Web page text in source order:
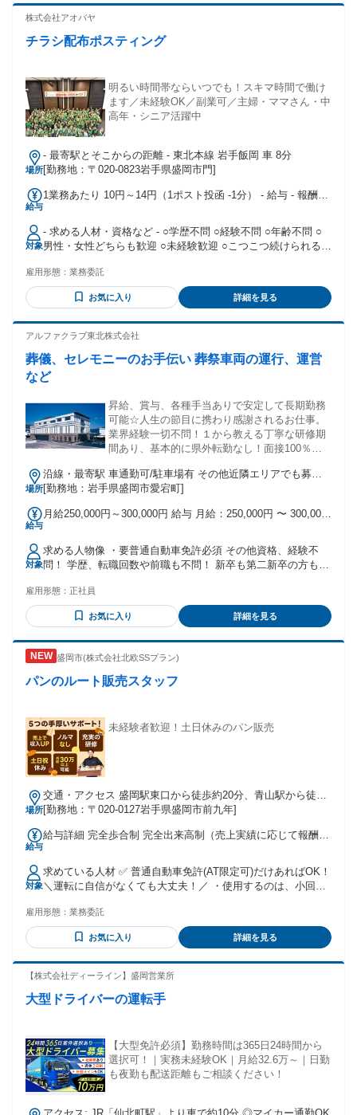
株式会社アオバヤ
チラシ配布ポスティング
明るい時間帯ならいつでも！スキマ時間で働け
ます／未経験OK／副業可／主婦・ママさん・中
高年・シニア活躍中
場所
- 最寄駅とそこからの距離 - 東北本線 岩手飯岡 車 8分
[勤務地：〒020-0823岩手県盛岡市門]
給与
1業務あたり 10円～14円（1ポスト投函 -1分） - 給与 - 報酬・
れば配るほど収入アップします！※戸建て・集合住宅などに
より異なります［月収例］10,000円～70,000円
対象
- 求める人材・資格など - ○学歴不問 ○経験不問 ○年齢不問 ○
男性・女性どちらも歓迎 ○未経験歓迎 ○こつこつ続けられる方
雇用形態： 業務委託
お気に入り 詳細を見る
アルファクラブ東北株式会社
葬儀、セレモニーのお手伝い 葬祭車両の運行、運営
など
昇給、賞与、各種手当ありで安定して長期勤務
可能☆人生の節目に携わり感謝されるお仕事。
業界経験一切不問！１から教える丁寧な研修期
間あり、基本的に県外転勤なし！面接100％も
い合わせだけでも大歓迎です！
場所
沿線・最寄駅 車通勤可/駐車場有 その他近隣エリアでも募集
中 （滝沢市、矢巾町、雫石町）
[勤務地：岩手県盛岡市愛宕町]
給与
月給250,000円～300,000円 給与 月給：250,000円 〜 300,000
え、面談により決定 ※経験者優遇 ※各種手当は交通費（規定
有）、資格手当など ※賞与、昇給あり 試用期間 試用期間：
なし
対象
求める人物像 ・要普通自動車免許必須 その他資格、経験不
問！ 学歴、転職回数や前職も不問！ 新卒も第二新卒の方も歓
での勤務の可能性もあります。 ※車両部で勤務する方は要普
通自動車免許必須
雇用形態： 正社員
お気に入り 詳細を見る
盛岡市(株式会社北欧SSプラン)
パンのルート販売スタッフ
未経験者歓迎！土日休みのパン販売
場所
交通・アクセス 盛岡駅東口から徒歩約20分、青山駅から徒歩
約22分
[勤務地：〒020-0127岩手県盛岡市前九年]
給与
給与詳細 完全歩合制 完全出来高制（売上実績に応じて報酬を
応じて毎月奨励金を支給！ ⭐️入社祝い金10万円支給 ！（規定
あり） ⭐️Wワーク・副業OK！！ く未経験から安心して始めら
れる業務委託です！> 研修期間は固定報酬で安心スタート！
入社後3か月間は商品買取なし！ 実際に、未経験からスタート
に、現在は月収50万円を達成して活躍している業務委託スタ
ッフも在籍しています。 頑張った分だけ収入アップを目指せ
る環境です。
対象
求めている人材 ✅ 普通自動車免許(AT限定可)だけあればOK！
＼運転に自信がなくても大丈夫！／ ・使用するのは、小回り
固定ルートで毎週同じお客様へ配達するので安心！ 【こんな
方にピッタリです】 ✨ 未経験から、何か新しいことを始めた
い方 ✨ 人に喜ばれたり、感謝されたりするのが好きな方 ✨
ちんと評価・還元されたい方 ✨ U・Iターンで盛岡近郊の仕事
雇用形態： 業務委託
お気に入り 詳細を見る
【株式会社ディーライン】盛岡営業所
大型ドライバーの運転手
【大型免許必須】勤務時間は365日24時間から
選択可！｜実務未経験OK｜月給32.6万～｜日勤
も夜勤も配送距離もご相談ください！